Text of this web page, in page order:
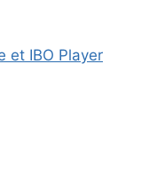
et IBO Player